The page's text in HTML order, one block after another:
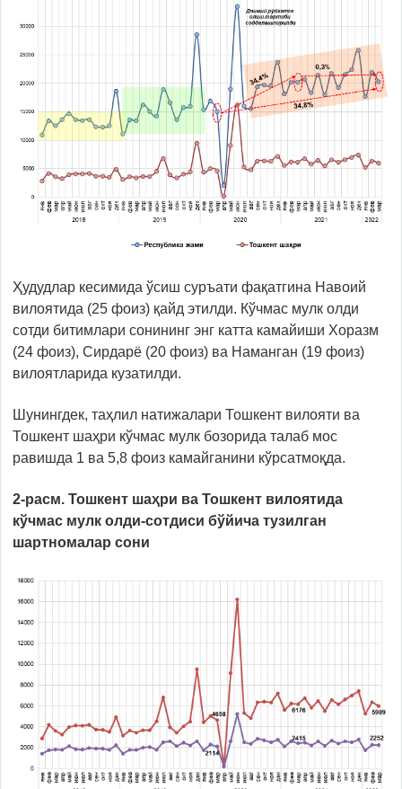
Ҳудудлар кесимида ўсиш суръати фақатгина Навоий
вилоятида (25 фоиз) қайд этилди. Кўчмас мулк олди
сотди битимлари сонининг энг катта камайиши Хоразм
(24 фоиз), Сирдарё (20 фоиз) ва Наманган (19 фоиз)
вилоятларида кузатилди.
Шунингдек, таҳлил натижалари Тошкент вилояти ва
Тошкент шаҳри кўчмас мулк бозорида талаб мос
равишда 1 ва 5,8 фоиз камайганини кўрсатмоқда.
2-расм. Тошкент шаҳри ва Тошкент вилоятида
кўчмас мулк олди-сотдиси бўйича тузилган
шартномалар сони